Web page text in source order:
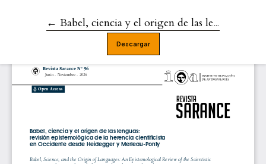
← Volver a los detalles del artículo
Babel, ciencia y el origen de las lenguas: revisión epistemológica de la herencia cientificista en Occidente desde Heidegger y Merleau-Ponty
Descargar